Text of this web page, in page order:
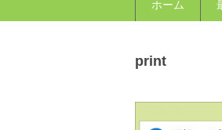
ホーム
print